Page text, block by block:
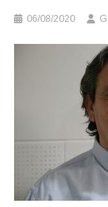
06/08/2020